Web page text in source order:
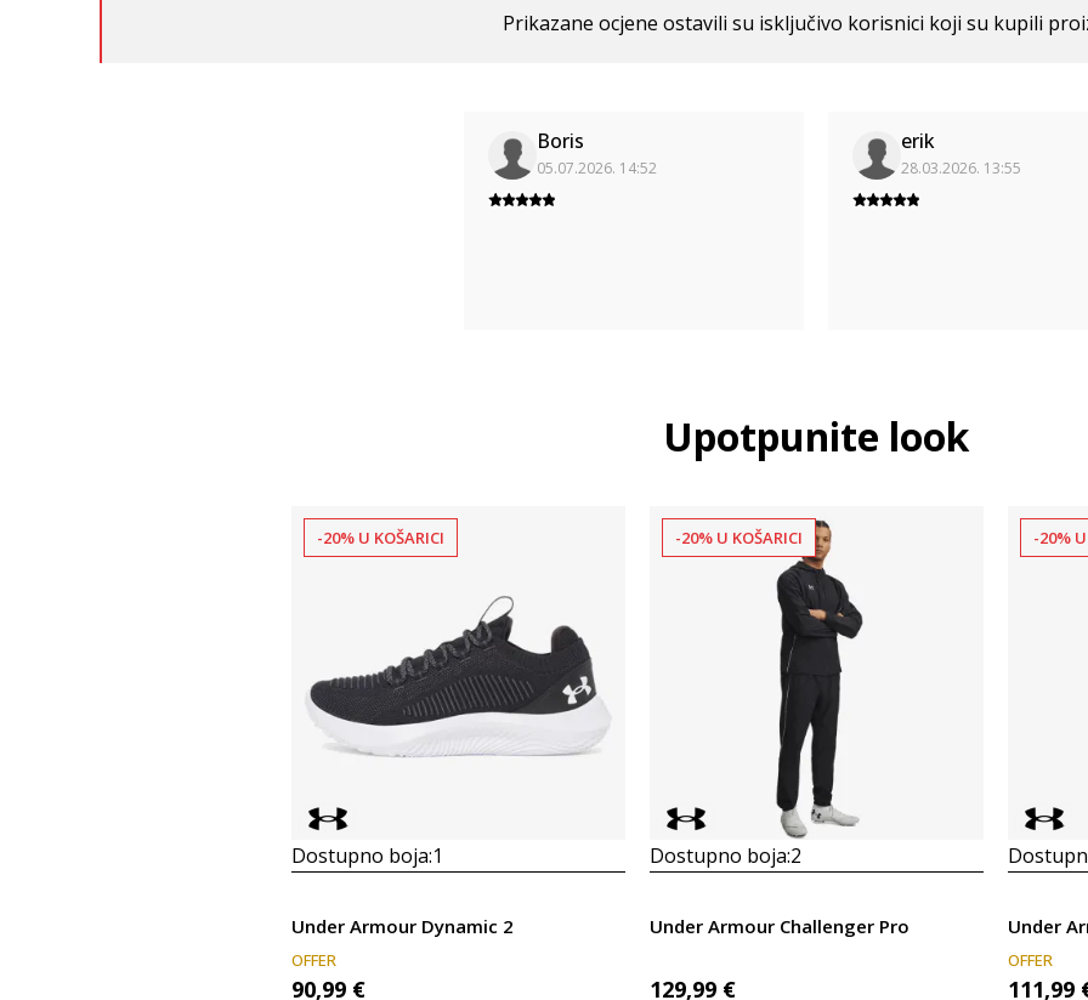
Prikazane ocjene ostavili su isključivo korisnici koji su kupili
Boris
05.07.2026. 14:52
erik
28.03.2026. 13:55
Upotpunite look
-20% U KOŠARICI
Dostupno boja:1
Under Armour Dynamic 2
OFFER
90,99 €
-20% U KOŠARICI
Dostupno boja:2
Under Armour Challenger Pro
129,99 €
-20%
OFFER
111,99